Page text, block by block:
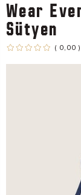
Wear
Sütyen
0,00